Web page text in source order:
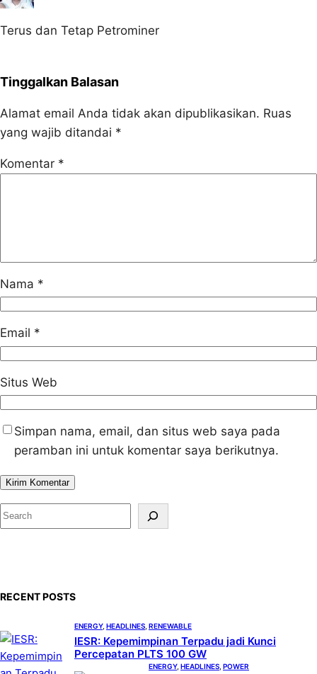
Terus dan Tetap Petrominer
Tinggalkan Balasan
Alamat email Anda tidak akan dipublikasikan. Ruas
yang wajib ditandai *
Komentar *
Nama *
Email *
Situs Web
Simpan nama, email, dan situs web saya pada
peramban ini untuk komentar saya berikutnya.
S
e
RECENT POSTS
ENERGY, HEADLINES RENEWABLE
IESR: Kepemimpinan Terpadu jadi Kunci
Percepatan PLTS 100 GW
ENERGY, HEADLINES POWER